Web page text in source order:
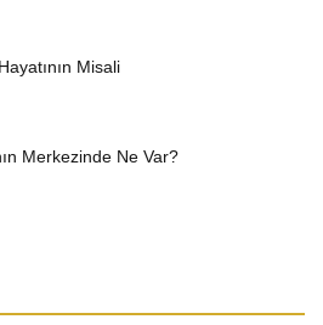
Misali
Merkezinde Ne Var?